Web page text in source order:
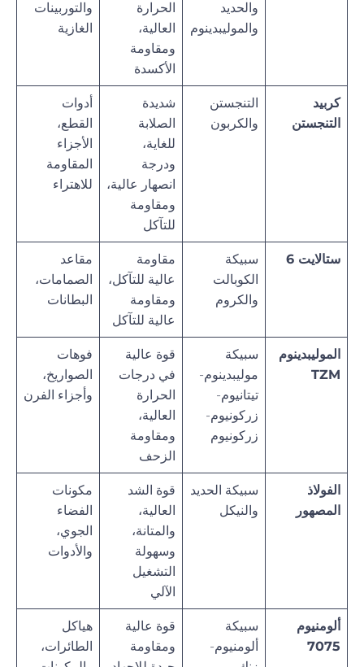
والحديد
والموليبدينوم
الحرارة
العالية،
ومقاومة
الأكسدة
والتوربينات
الغازية
كربيد
التنجستن
التنجستن
والكربون
شديدة
الصلابة
للغاية،
ودرجة
انصهار عالية،
ومقاومة
للتآكل
أدوات
القطع،
الأجزاء
المقاومة
للاهتراء
ستالايت 6
سبيكة
الكوبالت
والكروم
مقاومة
عالية للتآكل،
ومقاومة
عالية للتآكل
مقاعد
الصمامات،
البطانات
الموليبدينوم
TZM
سبيكة
موليبدينوم-
تيتانيوم-
زركونيوم-
زركونيوم
قوة عالية
في درجات
الحرارة
العالية،
ومقاومة
الزحف
فوهات
الصواريخ،
وأجزاء الفرن
الفولاذ
المصهور
سبيكة الحديد
والنيكل
قوة الشد
العالية،
والمتانة،
وسهولة
التشغيل
الآلي
مكونات
الفضاء
الجوي،
والأدوات
ألومنيوم
7075
سبيكة
ألومنيوم-
قوة عالية
ومقاومة
هياكل
الطائرات،